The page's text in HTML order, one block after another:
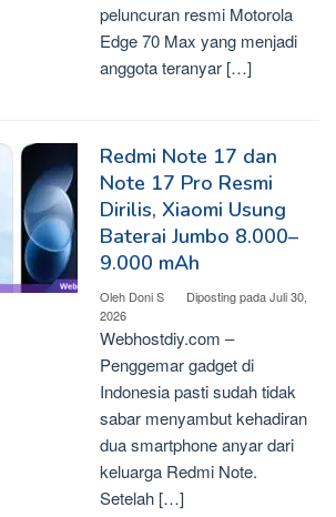
peluncuran resmi Motorola
Edge 70 Max yang menjadi
anggota teranyar […]
Redmi Note 17 dan
Note 17 Pro Resmi
Dirilis, Xiaomi Usung
Baterai Jumbo 8.000–
9.000 mAh
Oleh Doni S Diposting padaJuli 30,
2026
Webhostdiy.com –
Penggemar gadget di
Indonesia pasti sudah tidak
sabar menyambut kehadiran
dua smartphone anyar dari
keluarga Redmi Note.
Setelah […]